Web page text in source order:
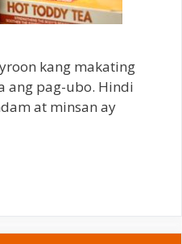
kang makating
ang pag-ubo. Hindi
at minsan ay